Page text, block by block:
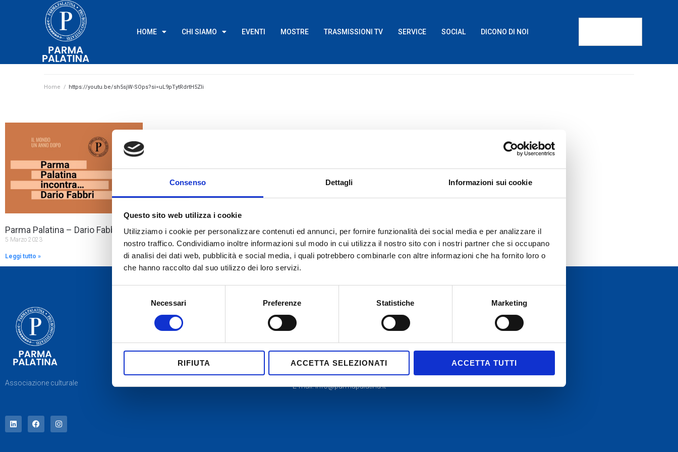
Consenso Dettagli Informazioni sui cookie
Questo sito web utilizza i cookie
Utilizziamo i cookie per personalizzare contenuti ed annunci, per fornire funzionalità dei social media e per analizzare il
nostro traffico. Condividiamo inoltre informazioni sul modo in cui utilizza il nostro sito con i nostri partner che si occupano
di analisi dei dati web, pubblicità e social media, i quali potrebbero combinarle con altre informazioni che ha fornito loro o
che hanno raccolto dal suo utilizzo dei loro servizi.
Necessari Preferenze Statistiche Marketing
RIFIUTA ACCETTA SELEZIONATI ACCETTA TUTTI
HOME CHI SIAMO EVENTI MOSTRE TRASMISSIONI TV SERVICE SOCIAL DICONO DI NOI
Home / https://youtu.be/sh5sjW-SOps?si=uL9pTytRdrtH5ZIi
Parma Palatina – Dario Fabbri
5 Marzo 2023
Leggi tutto »
Associazione culturale
Palazzo Tarasconi
Sede amministrativa:
43126 Parma via Abbeveratoia 63/a
E-mail: info@parmapalatina.it